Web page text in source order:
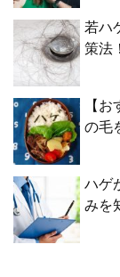
若ハ
策法
【
の毛
ハゲ
みを